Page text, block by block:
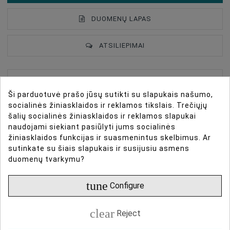
DUOMENŲ LAPAS
ATSILIEPIMAI
Connections HDMI To HDMI
Lenght, M 3 M
RODE HDMI kabelis 3m yra aukščiausios kokybės HDMI
kabelis su Ethernet, sukurtas aukštos našumo vaizdo
perdavimui. Jis palaiko 4K60 vaizdo raišką su 18Gbps
perdavimo greičiu, užtikrindamas išskirtinę vaizdo ir
kokybės jungtis, užtikrinančias ilgaamžiškumą ir
patikimą ryšį.
RODE HDMI kabelis 3m sukurtas profesionalams,
Ši parduotuvė prašo jūsų sutikti su slapukais našumo,
socialinės žiniasklaidos ir reklamos tikslais. Trečiųjų
šalių socialinės žiniasklaidos ir reklamos slapukai
naudojami siekiant pasiūlyti jums socialinės
žiniasklaidos funkcijas ir suasmenintus skelbimus. Ar
sutinkate su šiais slapukais ir susijusiu asmens
duomenų tvarkymu?
tune Configure
clear Reject